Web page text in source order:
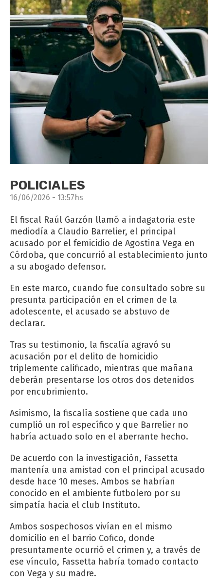
POLICIALES
16/06/2026 - 13:57hs
El fiscal Raúl Garzón llamó a indagatoria este
mediodía a Claudio Barrelier, el principal
acusado por el femicidio de Agostina Vega en
Córdoba, que concurrió al establecimiento junto
a su abogado defensor.
En este marco, cuando fue consultado sobre su
presunta participación en el crimen de la
adolescente, el acusado se abstuvo de
declarar.
Tras su testimonio, la fiscalía agravó su
acusación por el delito de homicidio
triplemente calificado, mientras que mañana
deberán presentarse los otros dos detenidos
por encubrimiento.
Asimismo, la fiscalía sostiene que cada uno
cumplió un rol específico y que Barrelier no
habría actuado solo en el aberrante hecho.
De acuerdo con la investigación, Fassetta
mantenía una amistad con el principal acusado
desde hace 10 meses. Ambos se habrían
conocido en el ambiente futbolero por su
simpatía hacia el club Instituto.
Ambos sospechosos vivían en el mismo
domicilio en el barrio Cofico, donde
presuntamente ocurrió el crimen y, a través de
ese vínculo, Fassetta habría tomado contacto
con Vega y su madre.